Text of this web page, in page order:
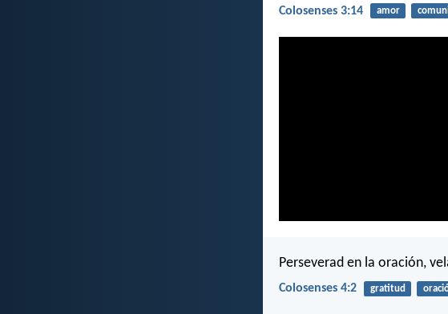
Colosenses 3:14 amor
Perseverad en la oración,
Colosenses 4:2 gratitud